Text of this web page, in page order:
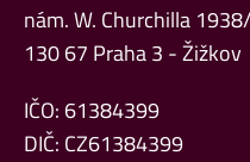
nám. W. Churchilla
130 67 Praha 3 - Žižkov
IČO: 61384399
DIČ: CZ61384399